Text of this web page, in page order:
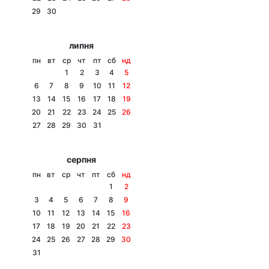
Інтерв'ю
Архів
29
30
липня
пн вт ср чт пт сб
нд
1
2 3 4
5
6
7 8 9 10 11
12
13
14 15 16 17 18
19
20
21 22 23 24 25
26
27
28 29 30 31
серпня
пн вт ср чт пт сб
нд
1
2
3
4 5 6 7 8
9
10
11 12 13 14 15
16
17
18 19 20 21 22
23
24
25 26 27 28 29
30
31